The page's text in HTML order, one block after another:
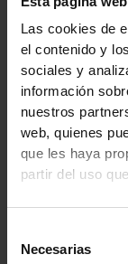
Las cookies de
el contenido y
sociales y
información
nuestros
web, quienes
que les haya
partir del uso
Necesarias
review
star
review
3
star
review
4
star
review
5
star
review
160 g de
2 cebolletas